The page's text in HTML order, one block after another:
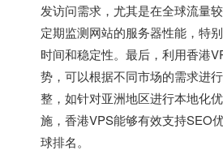
发访问需求，尤其是在全球流量
定期监测网站的服务器性能，特
时间和稳定性。最后，利用香港
势，可以根据不同市场的需求进
整，如针对亚洲地区进行本地化
施，香港VPS能够有效支持SEO
球排名。